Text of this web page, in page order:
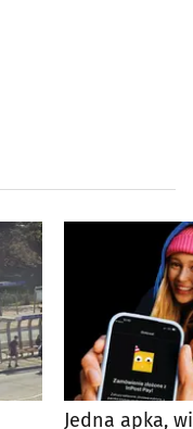
Jedna apka,